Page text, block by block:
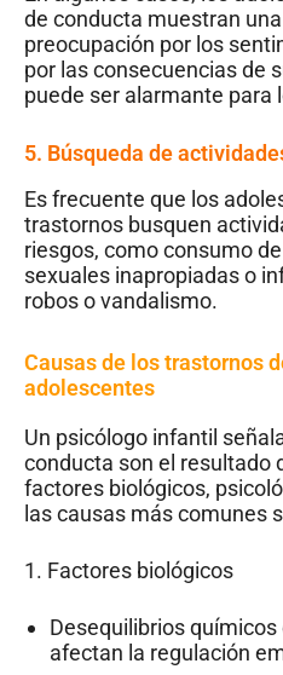
de conducta muestran
preocupación por los
por las consecuencias de
puede ser alarmante para
5. Búsqueda de
Es frecuente que los
trastornos busquen
riesgos, como consumo
sexuales inapropiadas o
robos o vandalismo.
Causas de los trastornos
adolescentes
Un psicólogo infantil
conducta son el resultado
factores biológicos,
las causas más comunes
1. Factores biológicos
Desequilibrios químicos
afectan la regulación